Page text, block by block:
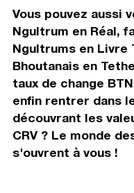
Vous pouvez aussi
Ngultrum en Réal,
Ngultrums en Livre
Bhoutanais en
taux de change
enfin rentrer dans
découvrant les
CRV ? Le monde
s'ouvrent à vous !